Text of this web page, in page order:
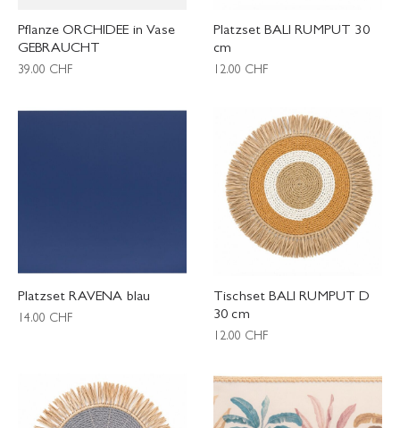
Pflanze ORCHIDEE in Vase
GEBRAUCHT
39.00 CHF
Platzset BALI RUMPUT 30
cm
12.00 CHF
Platzset RAVENA blau
14.00 CHF
Tischset BALI RUMPUT D
30 cm
12.00 CHF